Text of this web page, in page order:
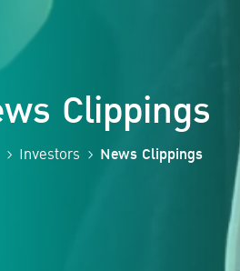
Clippings
Investors News Clippings